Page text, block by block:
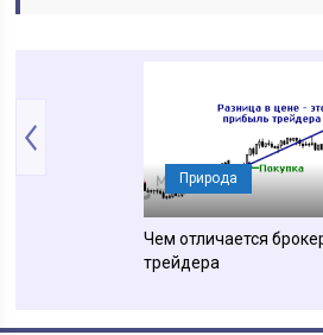
Природа
Чем отличается
трейдера